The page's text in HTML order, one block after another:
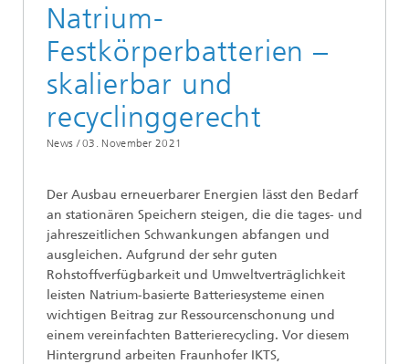
Natrium-
Festkörperbatterien –
skalierbar und
recyclinggerecht
News / 03. November 2021
Der Ausbau erneuerbarer Energien lässt den Bedarf
an stationären Speichern steigen, die die tages- und
jahreszeitlichen Schwankungen abfangen und
ausgleichen. Aufgrund der sehr guten
Rohstoffverfügbarkeit und Umweltverträglichkeit
leisten Natrium-basierte Batteriesysteme einen
wichtigen Beitrag zur Ressourcenschonung und
einem vereinfachten Batterierecycling. Vor diesem
Hintergrund arbeiten Fraunhofer IKTS,